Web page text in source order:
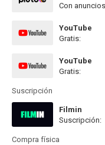
Con
YouTube
Gratis:
YouTube
Gratis:
Suscripción
Filmin
Disponible
Suscripción:
Compra física